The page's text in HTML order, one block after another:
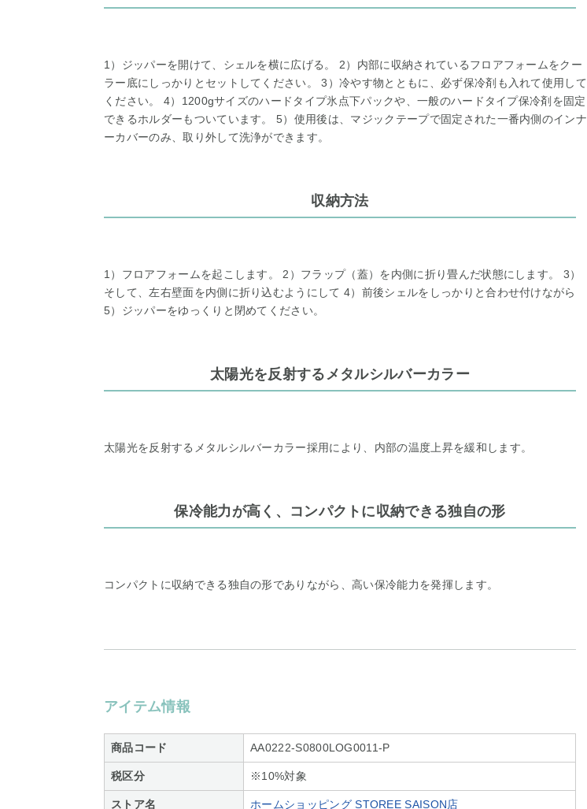
1）ジッパーを開けて、シェルを横に広げる。 2）内部に収納されているフロアフォームをクー
ラー底にしっかりとセットしてください。 3）冷やす物とともに、必ず保冷剤も入れて使用して
ください。 4）1200gサイズのハードタイプ氷点下パックや、一般のハードタイプ保冷剤を固定
できるホルダーもついています。 5）使用後は、マジックテープで固定された一番内側のインナ
ーカバーのみ、取り外して洗浄ができます。
収納方法
1）フロアフォームを起こします。 2）フラップ（蓋）を内側に折り畳んだ状態にします。 3）
そして、左右壁面を内側に折り込むようにして 4）前後シェルをしっかりと合わせ付けながら
5）ジッパーをゆっくりと閉めてください。
太陽光を反射するメタルシルバーカラー
太陽光を反射するメタルシルバーカラー採用により、内部の温度上昇を緩和します。
保冷能力が高く、コンパクトに収納できる独自の形
コンパクトに収納できる独自の形でありながら、高い保冷能力を発揮します。
アイテム情報
商品コード AA0222-S0800LOG0011-P
税区分 ※10%対象
ストア名 ホームショッピング STOREE SAISON店